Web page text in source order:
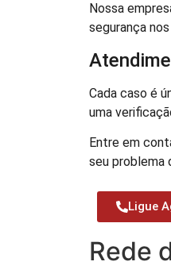
Nossa
segurança
Cada caso é
uma
Entre em
seu problema
Ligue
Rede